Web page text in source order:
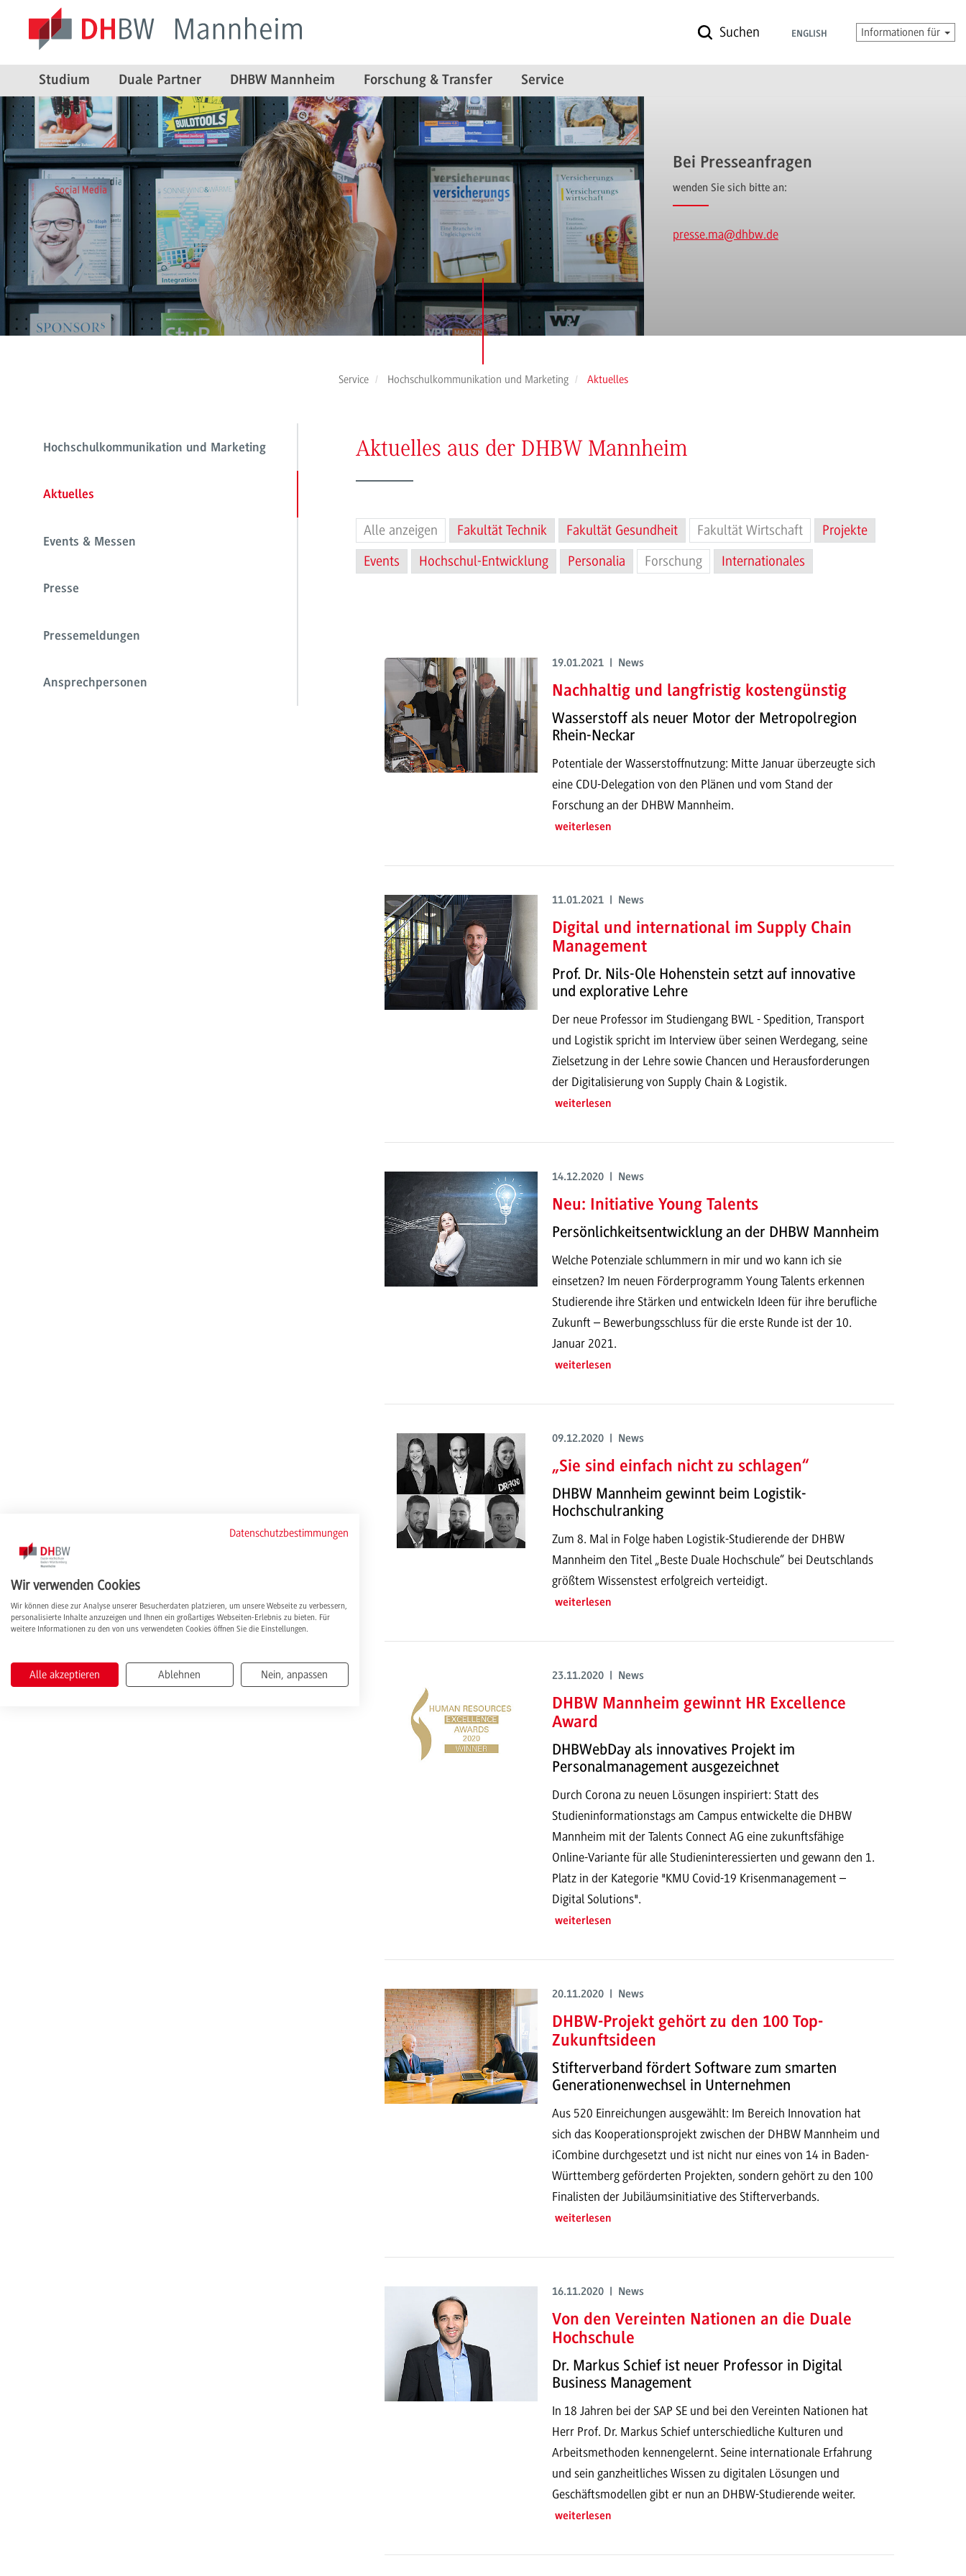
Suchen ENGLISH Informationen für
Studium Duale Partner DHBW Mannheim Forschung & Transfer Service
Bei Presseanfragen
wenden Sie sich bitte an:
presse.ma@dhbw.de
Service Hochschulkommunikation und Marketing Aktuelles
Hochschulkommunikation und Marketing
Aktuelles
Events & Messen
Presse
Pressemeldungen
Ansprechpersonen
Aktuelles aus der DHBW Mannheim
Alle anzeigen Fakultät Technik Fakultät Gesundheit Fakultät Wirtschaft
Projekte
Events
Hochschul-Entwicklung Personalia Forschung Internationales
19.01.2021 | News
Nachhaltig und langfristig kostengünstig
Wasserstoff als neuer Motor der Metropolregion
Rhein-Neckar
Potentiale der Wasserstoffnutzung: Mitte Januar überzeugte sich
eine CDU-Delegation von den Plänen und vom Stand der
Forschung an der DHBW Mannheim.
weiterlesen
11.01.2021 | News
Digital und international im Supply Chain
Management
Prof. Dr. Nils-Ole Hohenstein setzt auf innovative
und explorative Lehre
Der neue Professor im Studiengang BWL - Spedition, Transport
und Logistik spricht im Interview über seinen Werdegang, seine
Zielsetzung in der Lehre sowie Chancen und Herausforderungen
der Digitalisierung von Supply Chain & Logistik.
weiterlesen
14.12.2020 | News
Neu: Initiative Young Talents
Persönlichkeitsentwicklung an der DHBW Mannheim
Welche Potenziale schlummern in mir und wo kann ich sie
einsetzen? Im neuen Förderprogramm Young Talents erkennen
Studierende ihre Stärken und entwickeln Ideen für ihre berufliche
Zukunft – Bewerbungsschluss für die erste Runde ist der 10.
Januar 2021.
weiterlesen
09.12.2020 | News
„Sie sind einfach nicht zu schlagen“
DHBW Mannheim gewinnt beim Logistik-
Hochschulranking
Zum 8. Mal in Folge haben Logistik-Studierende der DHBW
Mannheim den Titel „Beste Duale Hochschule“ bei Deutschlands
größtem Wissenstest erfolgreich verteidigt.
weiterlesen
23.11.2020 | News
DHBW Mannheim gewinnt HR Excellence
Award
DHBWebDay als innovatives Projekt im
Personalmanagement ausgezeichnet
Durch Corona zu neuen Lösungen inspiriert: Statt des
Studieninformationstags am Campus entwickelte die DHBW
Mannheim mit der Talents Connect AG eine zukunftsfähige
Online-Variante für alle Studieninteressierten und gewann den 1.
Platz in der Kategorie "KMU Covid-19 Krisenmanagement –
Digital Solutions".
weiterlesen
20.11.2020 | News
DHBW-Projekt gehört zu den 100 Top-
Zukunftsideen
Stifterverband fördert Software zum smarten
Generationenwechsel in Unternehmen
Aus 520 Einreichungen ausgewählt: Im Bereich Innovation hat
sich das Kooperationsprojekt zwischen der DHBW Mannheim und
iCombine durchgesetzt und ist nicht nur eines von 14 in Baden-
Württemberg geförderten Projekten, sondern gehört zu den 100
Finalisten der Jubiläumsinitiative des Stifterverbands.
weiterlesen
16.11.2020 | News
Von den Vereinten Nationen an die Duale
Hochschule
Dr. Markus Schief ist neuer Professor in Digital
Business Management
In 18 Jahren bei der SAP SE und bei den Vereinten Nationen hat
Herr Prof. Dr. Markus Schief unterschiedliche Kulturen und
Arbeitsmethoden kennengelernt. Seine internationale Erfahrung
und sein ganzheitliches Wissen zu digitalen Lösungen und
Geschäftsmodellen gibt er nun an DHBW-Studierende weiter.
weiterlesen
Datenschutzbestimmungen
Wir verwenden Cookies
Wir können diese zur Analyse unserer Besucherdaten platzieren, um unsere Webseite zu verbessern,
personalisierte Inhalte anzuzeigen und Ihnen ein großartiges Webseiten-Erlebnis zu bieten. Für
weitere Informationen zu den von uns verwendeten Cookies öffnen Sie die Einstellungen.
Alle akzeptieren Ablehnen Nein, anpassen